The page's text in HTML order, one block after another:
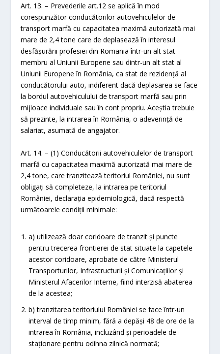
Art. 13. – Prevederile art.12 se aplică în mod
corespunzător conducătorilor autovehiculelor de
transport marfă cu capacitatea maximă autorizată mai
mare de 2,4 tone care de deplasează în interesul
desfășurării profesiei din Romania într-un alt stat
membru al Uniunii Europene sau dintr-un alt stat al
Uniunii Europene în România, ca stat de rezidență al
conducătorului auto, indiferent dacă deplasarea se face
la bordul autovehiculului de transport marfă sau prin
mijloace individuale sau în cont propriu. Aceștia trebuie
să prezinte, la intrarea în România, o adeverință de
salariat, asumată de angajator.
Art. 14. – (1) Conducătorii autovehiculelor de transport
marfă cu capacitatea maximă autorizată mai mare de
2,4 tone, care tranzitează teritoriul României, nu sunt
obligați să completeze, la intrarea pe teritoriul
României, declarația epidemiologică, dacă respectă
următoarele condiții minimale:
a) utilizează doar coridoare de tranzit și puncte
pentru trecerea frontierei de stat situate la capetele
acestor coridoare, aprobate de către Ministerul
Transporturilor, Infrastructurii şi Comunicațiilor și
Ministerul Afacerilor Interne, fiind interzisă abaterea
de la acestea;
b) tranzitarea teritoriului României se face într-un
interval de timp minim, fără a depăși 48 de ore de la
intrarea în România, incluzând și perioadele de
staționare pentru odihna zilnică normată;